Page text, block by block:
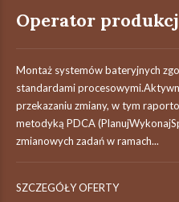
Operator
Montaż systemów bateryjnych
standardami
przekazaniu zmiany, w tym
metodyką PDCA
zmianowych zadań w ramach...
SZCZEGÓŁY OFERTY